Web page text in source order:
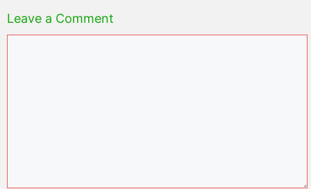
Leave a Comment